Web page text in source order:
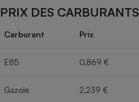
PRIX DES
Carburant Prix
E85 0,869 €
Gazole 2,239 €